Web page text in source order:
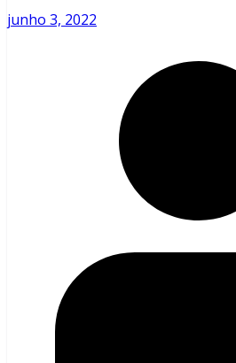
junho 3, 2022